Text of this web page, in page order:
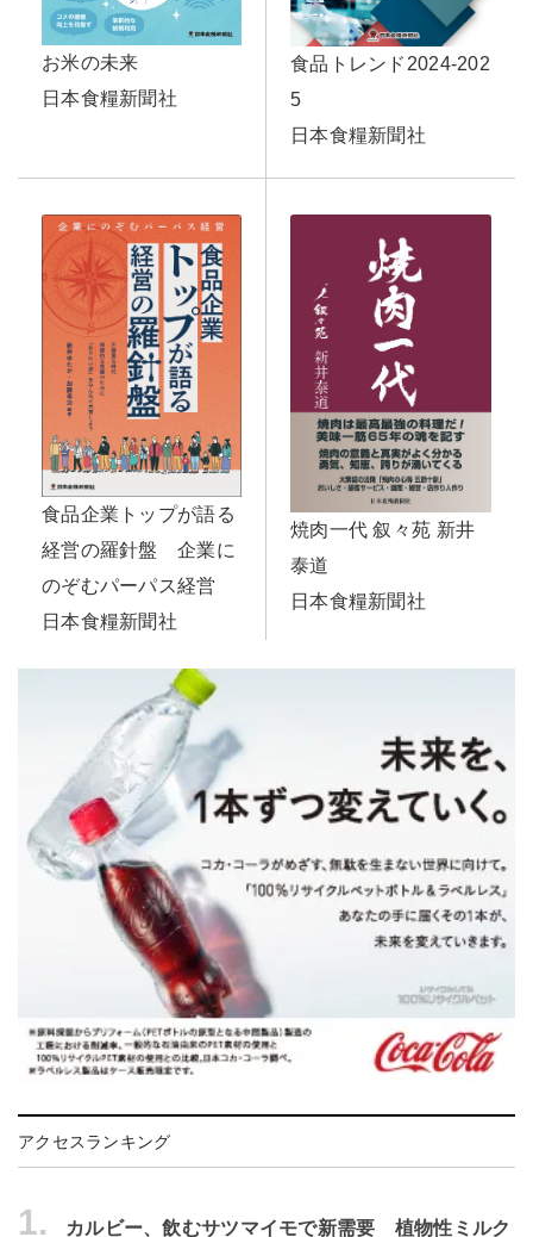
お米の未来
日本食糧新聞社
食品トレンド2024-202
5
日本食糧新聞社
食品企業トップが語る
経営の羅針盤 企業に
のぞむパーパス経営
日本食糧新聞社
焼肉一代 叙々苑 新井
泰道
日本食糧新聞社
アクセスランキング
1.
カルビー、飲むサツマイモで新需要 植物性ミルク